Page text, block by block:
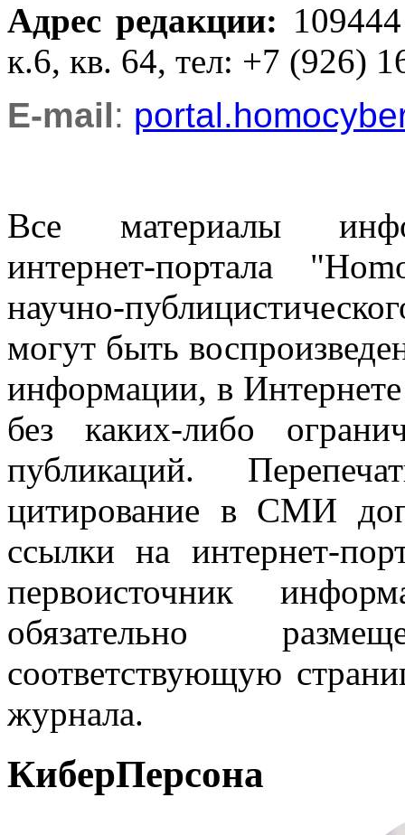
Адрес редакции:
к.6, кв. 64, тел: +7 (926)
E-mail:
Все материалы
интернет-портала
научно-
могут быть
информации, в
без каких-либо
публикаций.
цитирование в СМИ
ссылки на интернет-
первоисточник
обязательно
соответствующую
журнала.
КиберПерсона